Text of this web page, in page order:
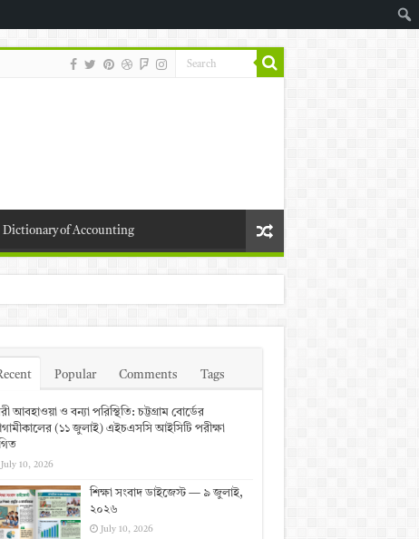
Dictionary of Accounting
Popular Comments Tags
আবহাওয়া ও বন্যা পরিস্থিতি: চট্টগ্রাম বোর্ডের
(১১ জুলাই) এইচএসসি আইসিটি পরীক্ষা
July 10, 2026
শিক্ষা সংবাদ ডাইজেস্ট — ৯ জুলাই,
২০২৬
July 10, 2026